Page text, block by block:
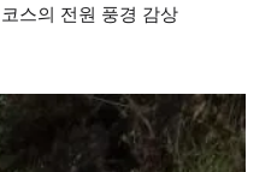
스의 전원 풍경 감상